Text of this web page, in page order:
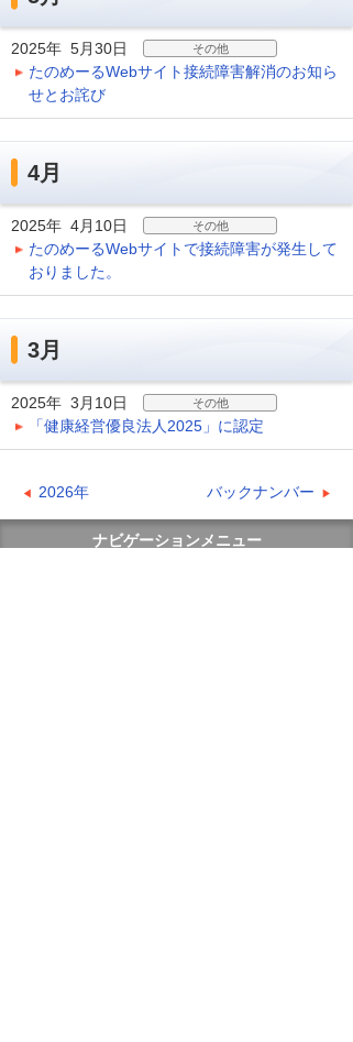
2025年 5月30日 その他
たのめーるWebサイト接続障害解消のお知ら
せとお詫び
4月
2025年 4月10日 その他
たのめーるWebサイトで接続障害が発生して
おりました。
3月
2025年 3月10日 その他
「健康経営優良法人2025」に認定
2026年 バックナンバー
ナビゲーションメニュー